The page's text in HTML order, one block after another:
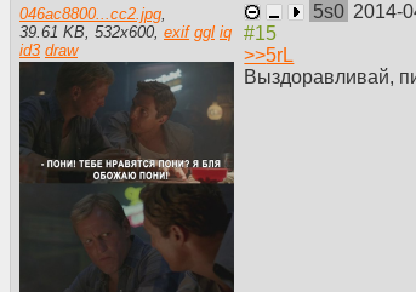
046ac8800...cc2.jpg,
39.61 KB, 532x600, exif ggl iq
id3 draw
5s0 2014-
>>5rL
Выздоравливай,